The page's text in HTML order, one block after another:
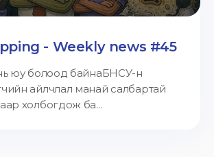
- Weekly news #45
юу болоод байнаБНСУ-н
айлчлал манай салбартай
холбогдож ба...